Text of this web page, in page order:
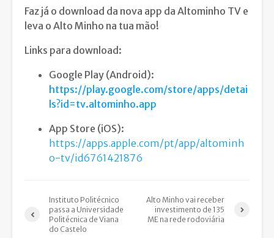
Faz já o download da nova app da Altominho TV e
leva o Alto Minho na tua mão!
Links para download:
Google Play (Android):
https://play.google.com/store/apps/detai
ls?id=tv.altominho.app
App Store (iOS):
https://apps.apple.com/pt/app/altominh
o-tv/id6761421876
Instituto Politécnico
passa a Universidade
Politécnica de Viana
do Castelo
Alto Minho vai receber
investimento de 135
ME na rede rodoviária